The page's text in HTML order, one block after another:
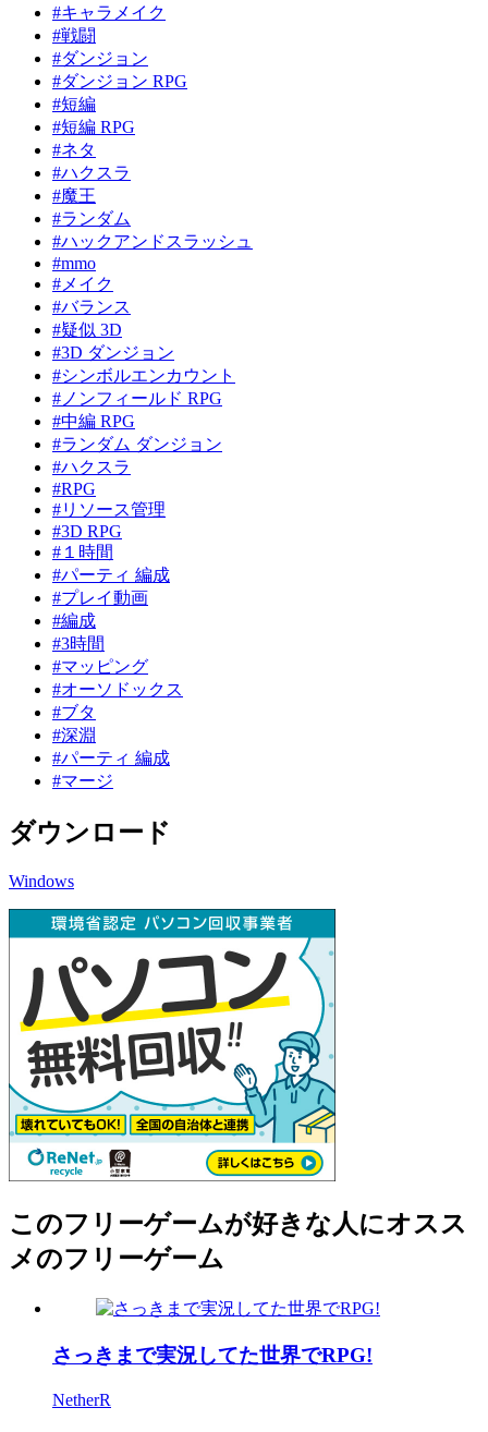
#キャラメイク
#戦闘
#ダンジョン
#ダンジョン RPG
#短編
#短編 RPG
#ネタ
#ハクスラ
#魔王
#ランダム
#ハックアンドスラッシュ
#mmo
#メイク
#バランス
#疑似 3D
#3D ダンジョン
#シンボルエンカウント
#ノンフィールド RPG
#中編 RPG
#ランダム ダンジョン
#ハクスラ
#RPG
#リソース管理
#3D RPG
#１時間
#パーティ 編成
#プレイ動画
#編成
#3時間
#マッピング
#オーソドックス
#ブタ
#深淵
#パーティ 編成
#マージ
ダウンロード
Windows
このフリーゲームが好きな人にオスス
メのフリーゲーム
さっきまで実況してた世界でRPG!
NetherR